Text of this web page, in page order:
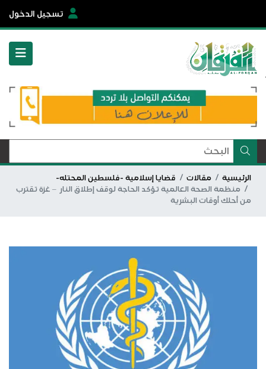
تسجيل الدخول
الرئيسية مقالات
قضايا إسلامية -فلسطين المحتله-
منظمة الصحة العالمية تؤكد الحاجة لوقف إطلاق النار – غزة تقترب
من أحلك أوقات البشرية